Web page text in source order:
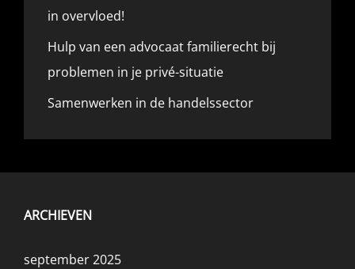
in overvloed!
Hulp van een advocaat familierecht bij
problemen in je privé-situatie
Samenwerken in de handelssector
ARCHIEVEN
september 2025